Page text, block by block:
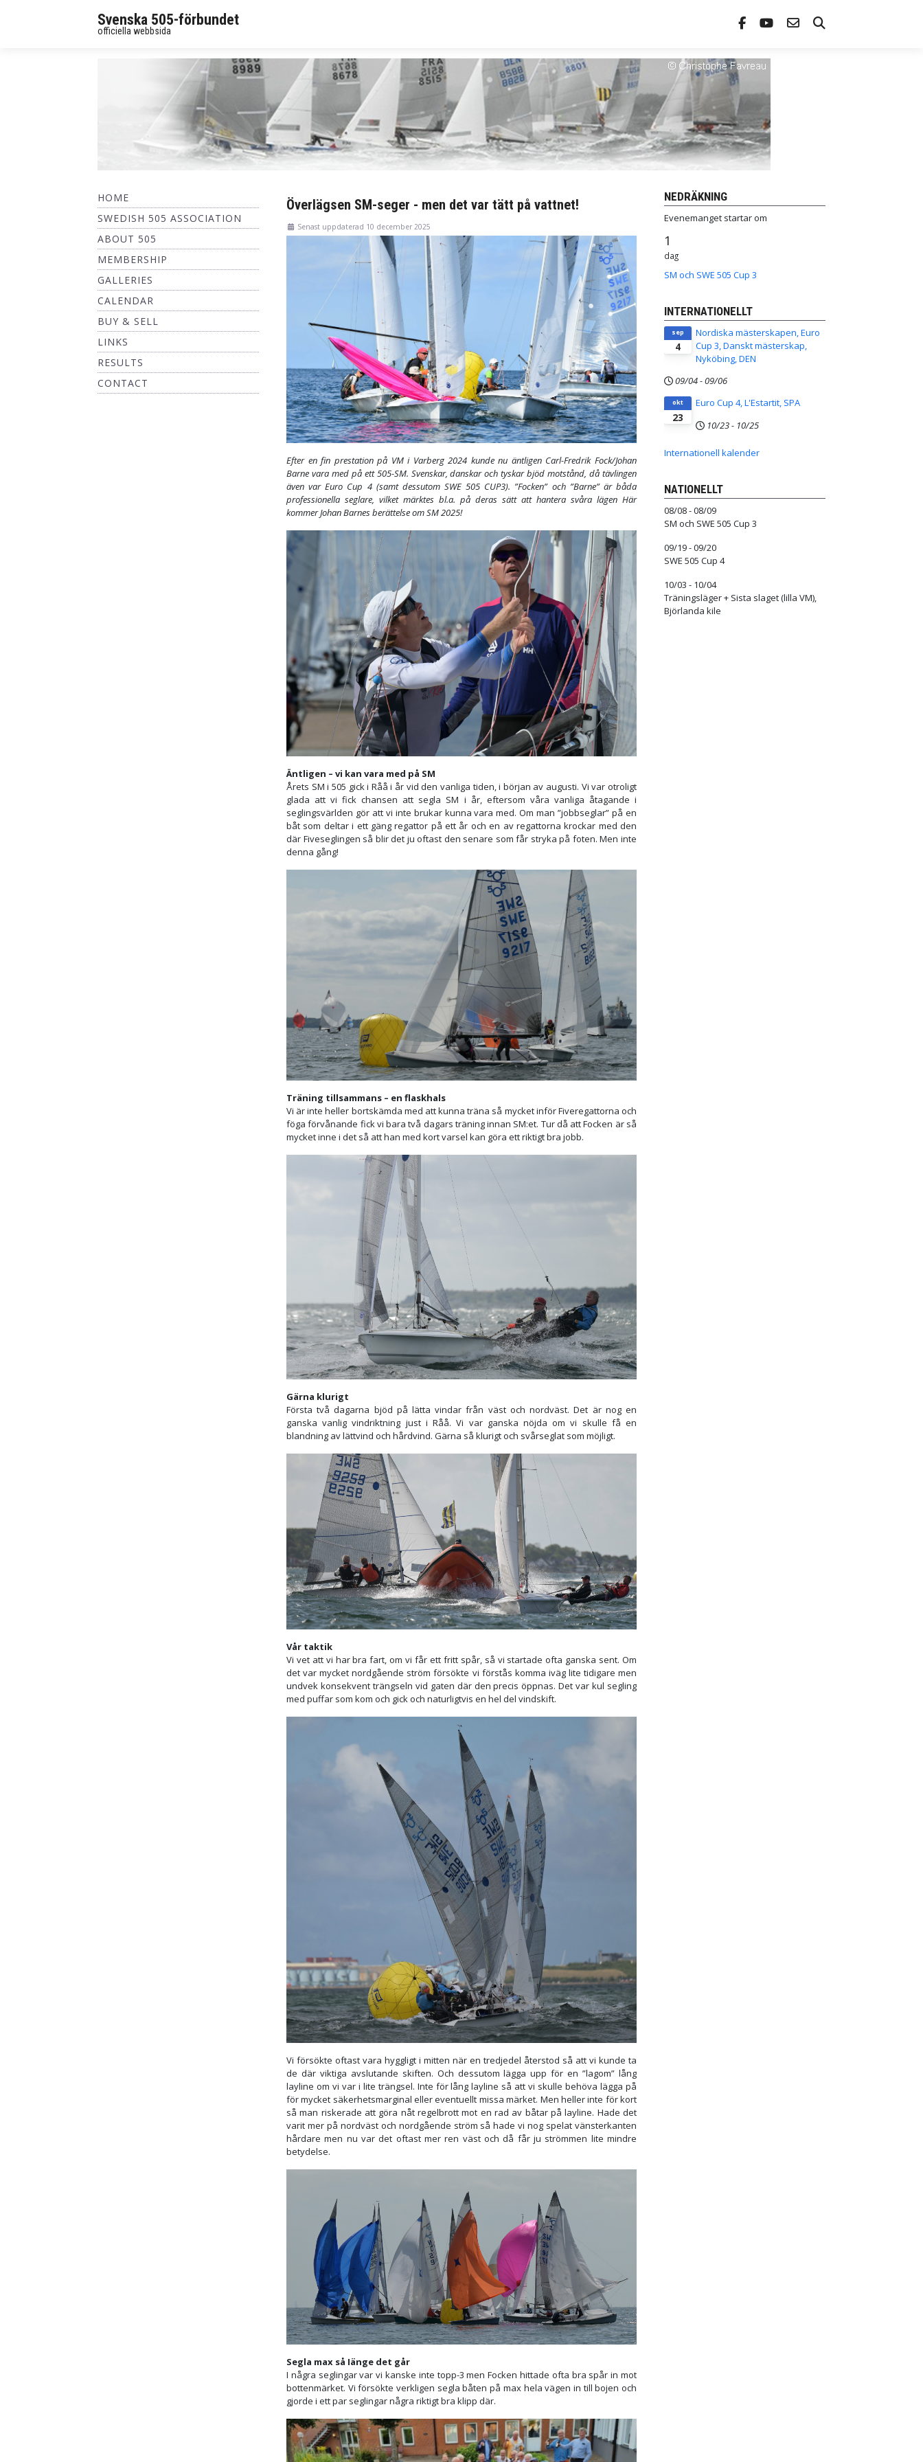
Svenska 505-förbundet
officiella webbsida
HOME
SWEDISH 505 ASSOCIATION
ABOUT 505
MEMBERSHIP
GALLERIES
CALENDAR
BUY & SELL
LINKS
RESULTS
CONTACT
Överlägsen SM-seger - men det var tätt på vattnet!
Senast uppdaterad 10 december 2025
Efter en fin prestation på VM i Varberg 2024 kunde nu äntligen Carl-Fredrik Fock/Johan
Barne vara med på ett 505-SM. Svenskar, danskar och tyskar bjöd motstånd, då tävlingen
även var Euro Cup 4 (samt dessutom SWE 505 CUP3). ”Focken” och ”Barne” är båda
professionella seglare, vilket märktes bl.a. på deras sätt att hantera svåra lägen Här
kommer Johan Barnes berättelse om SM 2025!
Äntligen – vi kan vara med på SM
Årets SM i 505 gick i Råå i år vid den vanliga tiden, i början av augusti. Vi var otroligt
glada att vi fick chansen att segla SM i år, eftersom våra vanliga åtagande i
seglingsvärlden gör att vi inte brukar kunna vara med. Om man ”jobbseglar” på en
båt som deltar i ett gäng regattor på ett år och en av regattorna krockar med den
där Fiveseglingen så blir det ju oftast den senare som får stryka på foten. Men inte
denna gång!
Träning tillsammans – en flaskhals
Vi är inte heller bortskämda med att kunna träna så mycket inför Fiveregattorna och
föga förvånande fick vi bara två dagars träning innan SM:et. Tur då att Focken är så
mycket inne i det så att han med kort varsel kan göra ett riktigt bra jobb.
Gärna klurigt
Första två dagarna bjöd på lätta vindar från väst och nordväst. Det är nog en
ganska vanlig vindriktning just i Råå. Vi var ganska nöjda om vi skulle få en
blandning av lättvind och hårdvind. Gärna så klurigt och svårseglat som möjligt.
Vår taktik
Vi vet att vi har bra fart, om vi får ett fritt spår, så vi startade ofta ganska sent. Om
det var mycket nordgående ström försökte vi förstås komma iväg lite tidigare men
undvek konsekvent trängseln vid gaten där den precis öppnas. Det var kul segling
med puffar som kom och gick och naturligtvis en hel del vindskift.
Vi försökte oftast vara hyggligt i mitten när en tredjedel återstod så att vi kunde ta
de där viktiga avslutande skiften. Och dessutom lägga upp för en ”lagom” lång
layline om vi var i lite trängsel. Inte för lång layline så att vi skulle behöva lägga på
för mycket säkerhetsmarginal eller eventuellt missa märket. Men heller inte för kort
så man riskerade att göra nåt regelbrott mot en rad av båtar på layline. Hade det
varit mer på nordväst och nordgående ström så hade vi nog spelat vänsterkanten
hårdare men nu var det oftast mer ren väst och då får ju strömmen lite mindre
betydelse.
Segla max så Iänge det går
I några seglingar var vi kanske inte topp-3 men Focken hittade ofta bra spår in mot
bottenmärket. Vi försökte verkligen segla båten på max hela vägen in till bojen och
gjorde i ett par seglingar några riktigt bra klipp där.
NEDRÄKNING
Evenemanget startar om
1
dag
SM och SWE 505 Cup 3
INTERNATIONELLT
4
sep
Nordiska mästerskapen, Euro
Cup 3, Danskt mästerskap,
Nyköbing, DEN
09/04-09/06
23
okt
Euro Cup 4, L'Estartit, SPA
10/23- 10/25
Internationell kalender
NATIONELLT
08/08 - 08/09
SM och SWE 505 Cup 3
09/19 - 09/20
SWE 505 Cup 4
10/03 - 10/04
Träningsläger + Sista slaget (lilla VM),
Björlanda kile